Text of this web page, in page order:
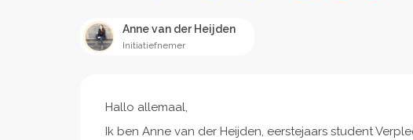
Anne van der Heijden
Initiatiefnemer
Hallo allemaal,
Ik ben Anne van der Heijden, eerstejaars student